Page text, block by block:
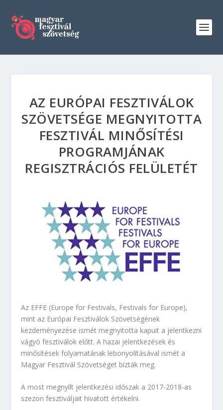
AZ EURÓPAI FESZTIVÁLOK
SZÖVETSÉGE MEGNYITOTTA
FESZTIVÁL MINŐSÍTÉSI
PROGRAMJÁNAK
REGISZTRÁCIÓS FELÜLETÉT
Az EFFE (Europe for Festivals, Festivals for Europe),
mint az Európai Fesztiválok Szövetségének
kezdeményezése ismét megnyitotta kapuit a jelentkezni
vágyó fesztiválok előtt. A hazai jelentkezések és
minősítések folyamatának lebonyolításával ismét a
Magyar Fesztivál Szövetséget bízták meg.
A most megnyílt jelentkezési időszak a 2017-2018-as
szezon fesztiváljait hivatott értékelni.